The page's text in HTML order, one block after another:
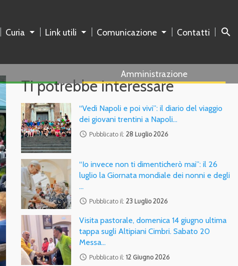
Curia Link utili Comunicazione Contatti search
Amministrazione
Ti potrebbe interessare
“Vedi Napoli e poi vivi”: il diario del viaggio
dei giovani trentini a Napoli…
access_time Pubblicato il: 28 Luglio 2026
“Io invece non ti dimenticherò mai”: il 26
luglio la Giornata mondiale dei nonni e degli
…
access_time Pubblicato il: 23 Luglio 2026
Visita pastorale, domenica 14 giugno ultima
tappa sugli Altipiani Cimbri. Sabato 20
Messa…
access_time Pubblicato il:12 Giugno 2026